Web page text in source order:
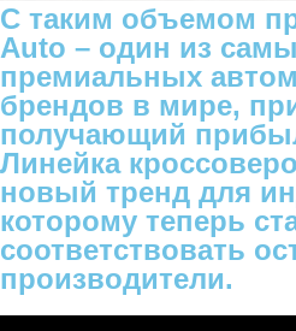
С таким объемом
Auto – один из
премиальных
брендов в мире,
получающий
Линейка
новый тренд для
которому теперь
соответствовать
производители.